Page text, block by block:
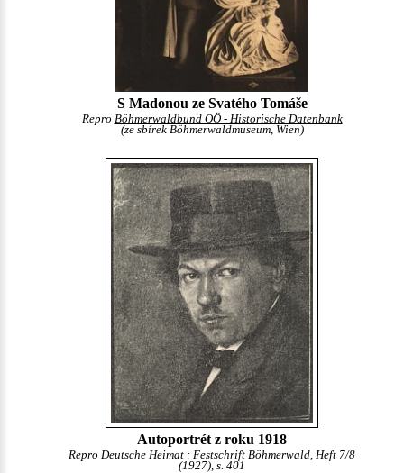
S Madonou ze Svatého Tomáše
Repro Böhmerwaldbund OÖ - Historische Datenbank
(ze sbírek Böhmerwaldmuseum, Wien)
Autoportrét z roku 1918
Repro Deutsche Heimat : Festschrift Böhmerwald, Heft 7/8
(1927), s. 401